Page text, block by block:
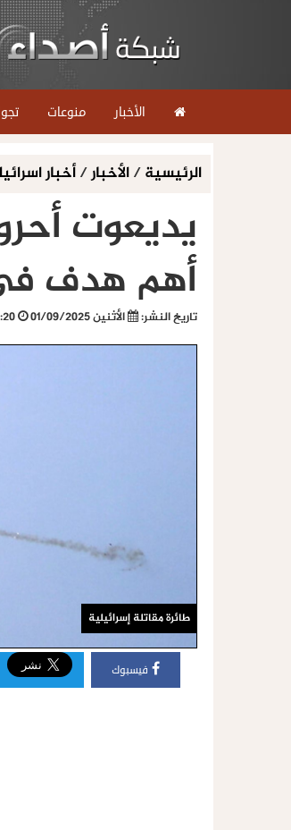
الأخبار منوعات
الرئيسية/الأخبار/أخبار
يديعوت
أهم هدف
تاريخ النشر: الأثنين 01/09/2025
طائرة مقاتلة إسرائيلية
فيسبوك